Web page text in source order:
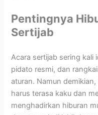
Pentingnya
Sertijab
Acara sertijab sering kali
pidato resmi, dan
aturan. Namun
harus terasa kaku dan
menghadirkan hiburan